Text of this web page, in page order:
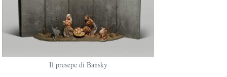
Il presepe di Bansky